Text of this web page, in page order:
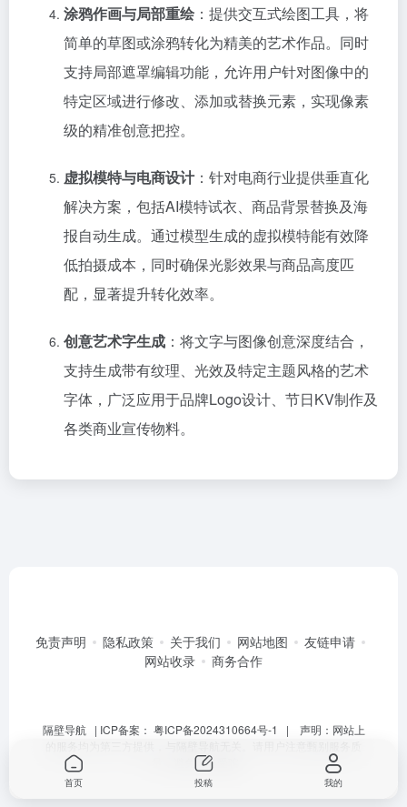
涂鸦作画与局部重绘 ：提供交互式绘图工具，将
简单的草图或涂鸦转化为精美的艺术作品。同时
支持局部遮罩编辑功能，允许用户针对图像中的
特定区域进行修改、添加或替换元素，实现像素
级的精准创意把控。
虚拟模特与电商设计：针对电商行业提供垂直化
解决方案，包括AI模特试衣、商品背景替换及海
报自动生成。通过模型生成的虚拟模特能有效降
低拍摄成本，同时确保光影效果与商品高度匹
配，显著提升转化效率。
创意艺术字生成 ：将文字与图像创意深度结合，
支持生成带有纹理、光效及特定主题风格的艺术
字体，广泛应用于品牌Logo设计、节日KV制作及
各类商业宣传物料。
免责声明 隐私政策 关于我们 网站地图
友链申请
网站收录
商务合作
隔壁导航| ICP备案： 粤ICP备2024310664号-1 | 声明：网站上
量，避免上当受骗。
首页 投稿 我的